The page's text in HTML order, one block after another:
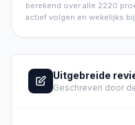
berekend over alle 2220
actief volgen en wekelijks
Uitgebreide
Geschreven door